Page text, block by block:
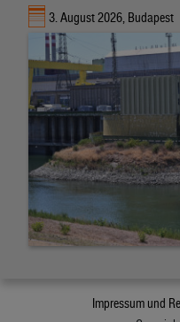
3. August 2026, Budapest
Impressum und